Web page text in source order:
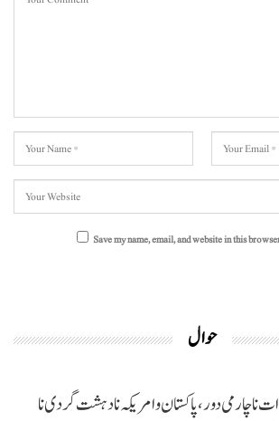
Save my name, email, and website in this
حوال
چارمی دور،پاکستان و امریکہ نا دہشت گردی نا